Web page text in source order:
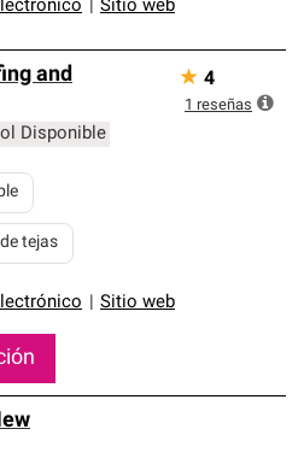
Sitio web
and
Disponible
Sitio web
tejas
★ 4
1 reseñas